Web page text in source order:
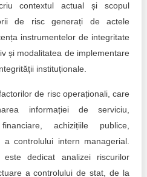
contextul actual și scopul
de risc generați de actele
instrumentelor de integritate
și modalitatea de implementare
instituționale.
de risc operaționali, care
informației de serviciu,
achizițiile publice,
a controlului intern managerial.
este dedicat analizei riscurilor
a controlului de stat, de la